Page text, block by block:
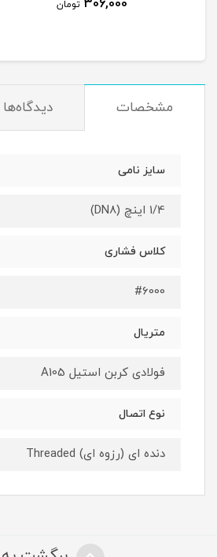
306,000 تومان
مشخصات دیدگاه‌ها
سایز نامی
1/4 اینچ (DN8)
کلاس فشاری
#6000
متریال
فولادی کربن استیل A105
نوع اتصال
دنده ای (رزوه ای) Threaded